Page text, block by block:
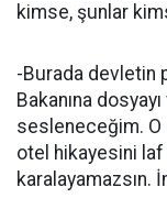
kimse, şunlar
-Burada devletin
Bakanına
sesleneceğim. O
otel hikayesini laf
karalayamazsın.